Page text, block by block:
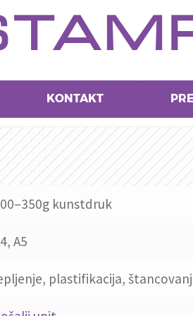
KONTAKT
kunstdruk
A5
plastifikacija,